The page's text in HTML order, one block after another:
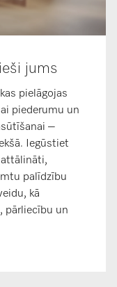
jums
pielāgojas
piederumu un
–
Iegūstiet
palīdzību
kā
pārliecību un